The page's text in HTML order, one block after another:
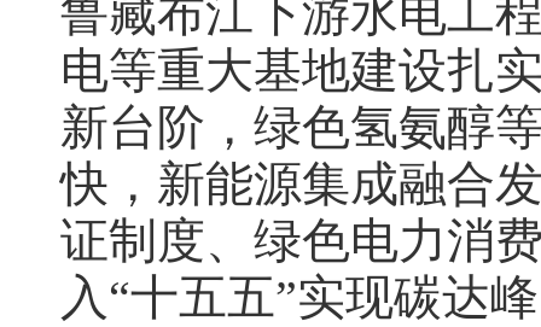
鲁藏布江下游水电工
电等重大基地建设扎
新台阶，绿色氢氨醇
快，新能源集成融合
证制度、绿色电力消
入“十五五”实现碳达